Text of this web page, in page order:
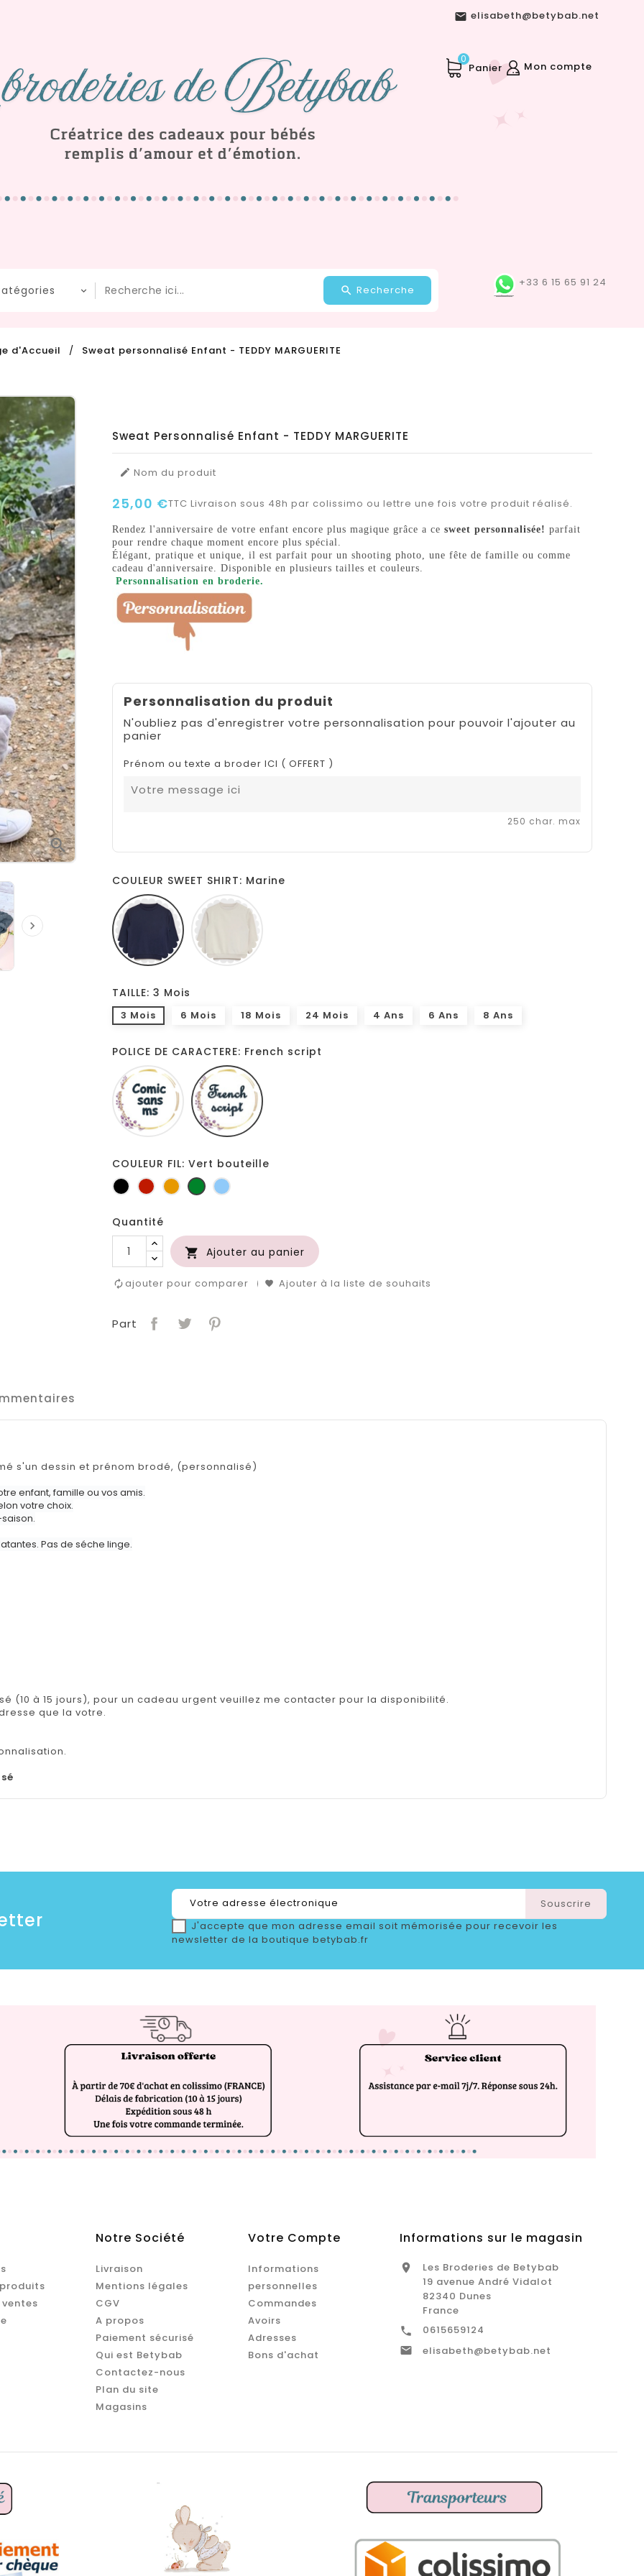
 elisabeth@betybab.net
Mon compte
Panier
0
+33 6 15 65 91 24
Recherche
d'Accueil Sweat personnalisé Enfant - TEDDY MARGUERITE


Sweat Personnalisé Enfant - TEDDY MARGUERITE
 Nom du produit
25,00 €TTC Livraison sous 48h par colissimo ou lettre une fois votre produit réalisé.
Rendez l'anniversaire de votre enfant encore plus magique grâce a ce sweet personnalisée! parfait
pour rendre chaque moment encore plus spécial.
Élégant, pratique et unique, il est parfait pour un shooting photo, une fête de famille ou comme
cadeau d'anniversaire. Disponible en plusieurs tailles et couleurs.
Personnalisation en broderie.
Personnalisation du produit
N'oubliez pas d'enregistrer votre personnalisation pour pouvoir l'ajouter au
panier
Prénom ou texte a broder ICI ( OFFERT )
250 char. max
COULEUR SWEET SHIRT: Marine
Marine
TAILLE: 3 Mois
3 Mois 6 Mois 18 Mois 24 Mois 4 Ans 6 Ans 8 Ans
POLICE DE CARACTERE: French script
Comic
sans
ms
script
COULEUR FIL: Vert bouteille
Noir RougeJaune
d'or
Vert
bouteille
Bleu
Quantité
 Ajouter au panier
ajouter pour comparer Ajouter à la liste de souhaits
Part
s'un dessin et prénom brodé, (personnalisé)
enfant, famille ou vos amis.
votre choix.
Pas de séche linge.
(10 à 15 jours), pour un cadeau urgent veuillez me contacter pour la disponibilité.
que la votre.
J'accepte que mon adresse email soit mémorisée pour recevoir les
newsletter de la boutique betybab.fr
Notre Société
Livraison
Mentions légales
CGV
A propos
Paiement sécurisé
Qui est Betybab
Contactez-nous
Plan du site
Magasins
Votre Compte
Informations
personnelles
Commandes
Avoirs
Adresses
Bons d'achat
Informations sur le magasin

Les Broderies de Betybab
19 avenue André Vidalot
82340 Dunes
France
 0615659124
 elisabeth@betybab.net